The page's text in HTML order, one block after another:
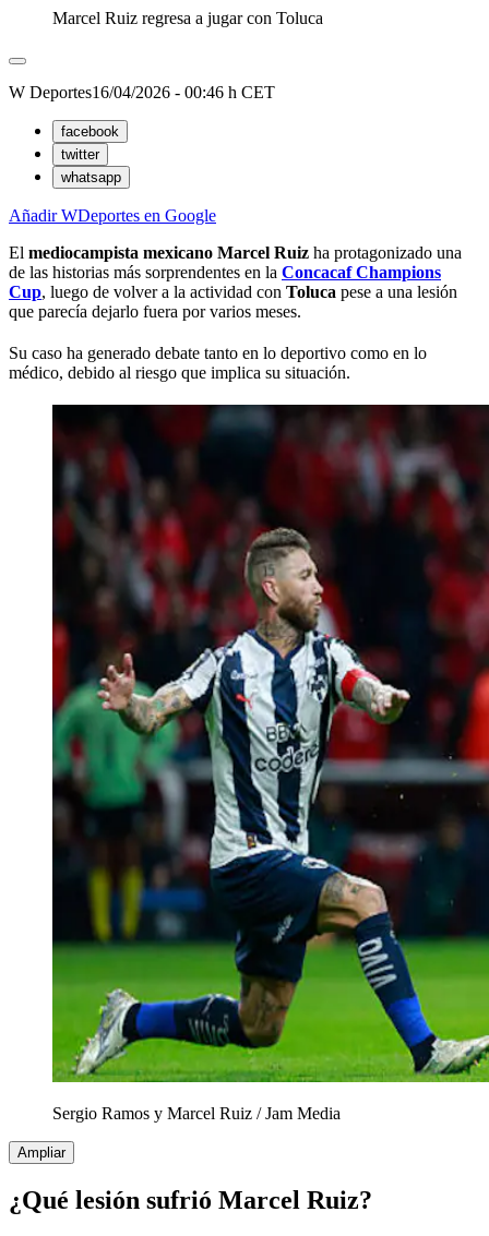
Marcel Ruiz regresa a jugar con Toluca
W Deportes16/04/2026 - 00:46 h CET
facebook
twitter
whatsapp
Añadir WDeportes en Google
El mediocampista mexicano Marcel Ruiz ha protagonizado una
de las historias más sorprendentes en la Concacaf Champions
Cup, luego de volver a la actividad con Toluca pese a una lesión
que parecía dejarlo fuera por varios meses.
Su caso ha generado debate tanto en lo deportivo como en lo
médico, debido al riesgo que implica su situación.
Sergio Ramos y Marcel Ruiz /Jam Media
Ampliar
¿Qué lesión sufrió Marcel Ruiz?